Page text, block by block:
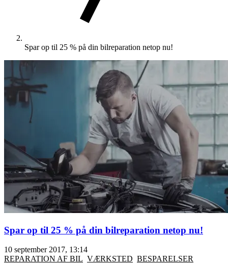
Spar op til 25 % på din bilreparation netop nu!
Spar op til 25 % på din bilreparation netop nu!
10 september 2017, 13:14
REPARATION AF BIL VÆRKSTED BESPARELSER